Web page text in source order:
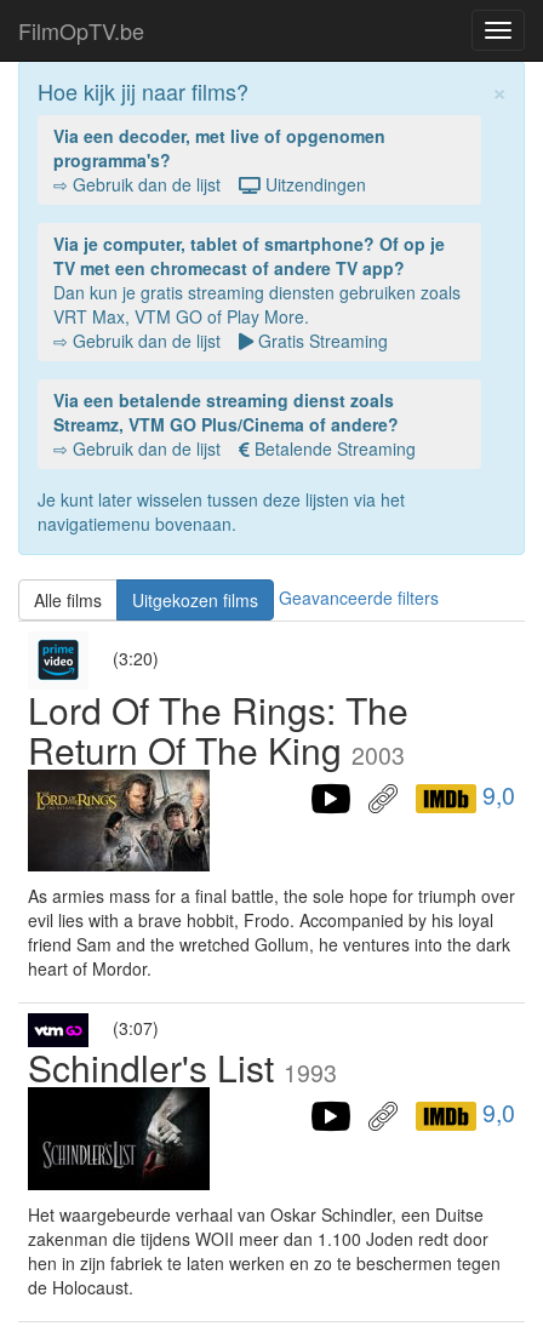
FilmOpTV.be
×
Hoe kijk jij naar films?
Via een decoder, met live of opgenomen
programma's?
⇨ Gebruik dan de lijst
Uitzendingen
Via je computer, tablet of smartphone? Of op je
TV met een chromecast of andere TV app?
Dan kun je gratis streaming diensten gebruiken zoals
VRT Max, VTM GO of Play More.
⇨ Gebruik dan de lijst
Gratis Streaming
Via een betalende streaming dienst zoals
Streamz, VTM GO Plus/Cinema of andere?
⇨ Gebruik dan de lijst
Betalende Streaming
Je kunt later wisselen tussen deze lijsten via het
navigatiemenu bovenaan.
Alle films Uitgekozen films Geavanceerde filters
(3:20)
Lord Of The Rings: The
Return Of The King 2003
9,0
As armies mass for a final battle, the sole hope for triumph over
evil lies with a brave hobbit, Frodo. Accompanied by his loyal
friend Sam and the wretched Gollum, he ventures into the dark
heart of Mordor.
(3:07)
Schindler's List 1993
9,0
Het waargebeurde verhaal van Oskar Schindler, een Duitse
zakenman die tijdens WOII meer dan 1.100 Joden redt door
hen in zijn fabriek te laten werken en zo te beschermen tegen
de Holocaust.